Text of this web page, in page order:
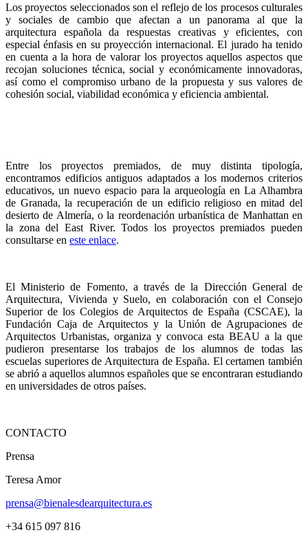
Los proyectos seleccionados son el reflejo de los procesos culturales
y sociales de cambio que afectan a un panorama al que la
arquitectura española da respuestas creativas y eficientes, con
especial énfasis en su proyección internacional. El jurado ha tenido
en cuenta a la hora de valorar los proyectos aquellos aspectos que
recojan soluciones técnica, social y económicamente innovadoras,
así como el compromiso urbano de la propuesta y sus valores de
cohesión social, viabilidad económica y eficiencia ambiental.
Entre los proyectos premiados, de muy distinta tipología,
encontramos edificios antiguos adaptados a los modernos criterios
educativos, un nuevo espacio para la arqueología en La Alhambra
de Granada, la recuperación de un edificio religioso en mitad del
desierto de Almería, o la reordenación urbanística de Manhattan en
la zona del East River. Todos los proyectos premiados pueden
consultarse en este enlace.
El Ministerio de Fomento, a través de la Dirección General de
Arquitectura, Vivienda y Suelo, en colaboración con el Consejo
Superior de los Colegios de Arquitectos de España (CSCAE), la
Fundación Caja de Arquitectos y la Unión de Agrupaciones de
Arquitectos Urbanistas, organiza y convoca esta BEAU a la que
pudieron presentarse los trabajos de los alumnos de todas las
escuelas superiores de Arquitectura de España. El certamen también
se abrió a aquellos alumnos españoles que se encontraran estudiando
en universidades de otros países.
CONTACTO
Prensa
Teresa Amor
prensa@bienalesdearquitectura.es
+34 615 097 816